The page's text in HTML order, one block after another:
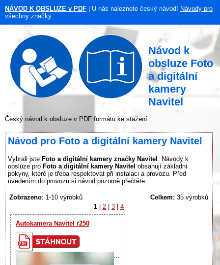
NÁVOD K OBSLUZE v PDF | U nás naleznete český návod! Návody pro
všechny značky
Návod k
obsluze Foto
a digitální
kamery
Navitel
Český návod k obsluze v PDF formátu ke stažení
Návod pro Foto a digitální kamery Navitel
Vybrali jste Foto a digitální kamery značky Navitel . Návody k
obsluze pro Foto a digitální kamery Navitel obsahují základní
pokyny, které je třeba respektovat při instalaci a provozu. Před
uvedením do provozu si návod pozorně přečtěte.
Zobrazeno: 1-10 výrobků Celkem: 35 výrobků
1 | 2 | 3 | 4
Autokamera Navitel r250